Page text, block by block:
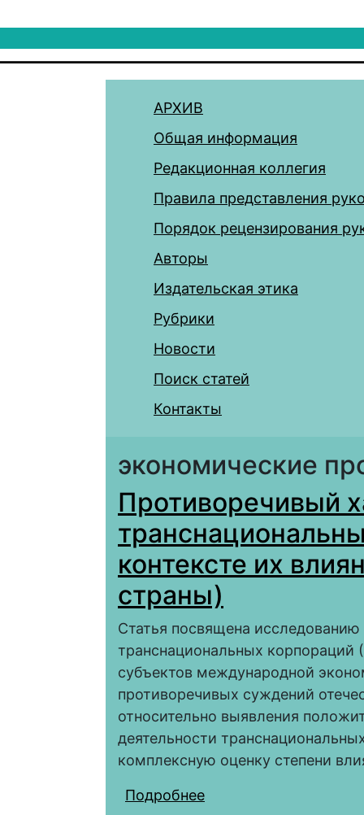
АРХИВ
Общая информация
Редакционная коллегия
Правила представления
Порядок рецензирования
Авторы
Издательская этика
Рубрики
Новости
Поиск статей
Контакты
экономические
Противоречивый
контексте их
страны)
Статья посвящена исследованию
транснациональных корпораций
субъектов международной
противоречивых суждений
относительно выявления
деятельности
комплексную оценку степени
Подробнее